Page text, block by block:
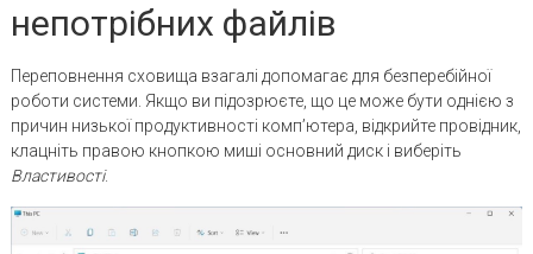
непотрібних файлів
Переповнення сховища взагалі допомагає для безперебійної
роботи системи. Якщо ви підозрюєте, що це може бути однією з
причин низької продуктивності комп’ютера, відкрийте провідник,
клацніть правою кнопкою миші основний диск і виберіть
Властивості.